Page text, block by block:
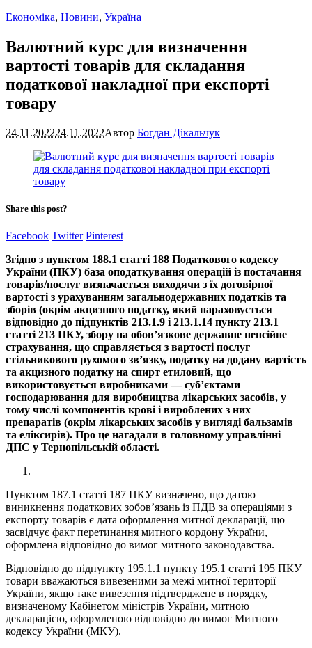
Економіка, Новини, Україна
Валютний курс для визначення
вартості товарів для складання
податкової накладної при експорті
товару
24.11.202224.11.2022Автор Богдан Дікальчук
Share this post?
Facebook Twitter Pinterest
Згідно з пунктом 188.1 статті 188 Податкового кодексу
України (ПКУ) база оподаткування операцій із постачання
товарів/послуг визначається виходячи з їх договірної
вартості з урахуванням загальнодержавних податків та
зборів (окрім акцизного податку, який нараховується
відповідно до підпунктів 213.1.9 і 213.1.14 пункту 213.1
статті 213 ПКУ, збору на обов’язкове державне пенсійне
страхування, що справляється з вартості послуг
стільникового рухомого зв’язку, податку на додану вартість
та акцизного податку на спирт етиловий, що
використовується виробниками — суб’єктами
господарювання для виробництва лікарських засобів, у
тому числі компонентів крові і вироблених з них
препаратів (окрім лікарських засобів у вигляді бальзамів
та еліксирів). Про це нагадали в головному управлінні
ДПС у Тернопільській області.
Пунктом 187.1 статті 187 ПКУ визначено, що датою
виникнення податкових зобов’язань із ПДВ за операціями з
експорту товарів є дата оформлення митної декларації, що
засвідчує факт перетинання митного кордону України,
оформлена відповідно до вимог митного законодавства.
Відповідно до підпункту 195.1.1 пункту 195.1 статті 195 ПКУ
товари вважаються вивезеними за межі митної території
України, якщо таке вивезення підтверджене в порядку,
визначеному Кабінетом міністрів України, митною
декларацією, оформленою відповідно до вимог Митного
кодексу України (МКУ).